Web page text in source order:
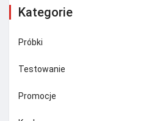
Kategorie
Próbki
Testowanie
Promocje